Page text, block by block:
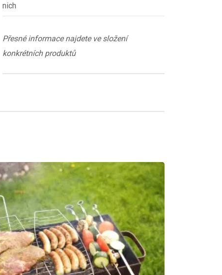
nich
Přesné informace najdete ve složení
konkrétních produktů